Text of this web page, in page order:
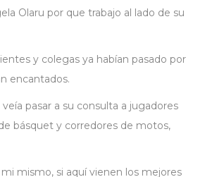
Olaru por que trabajo al lado de su
y colegas ya habían pasado por
encantados.
pasar a su consulta a jugadores
básquet y corredores de motos,
mismo, si aquí vienen los mejores